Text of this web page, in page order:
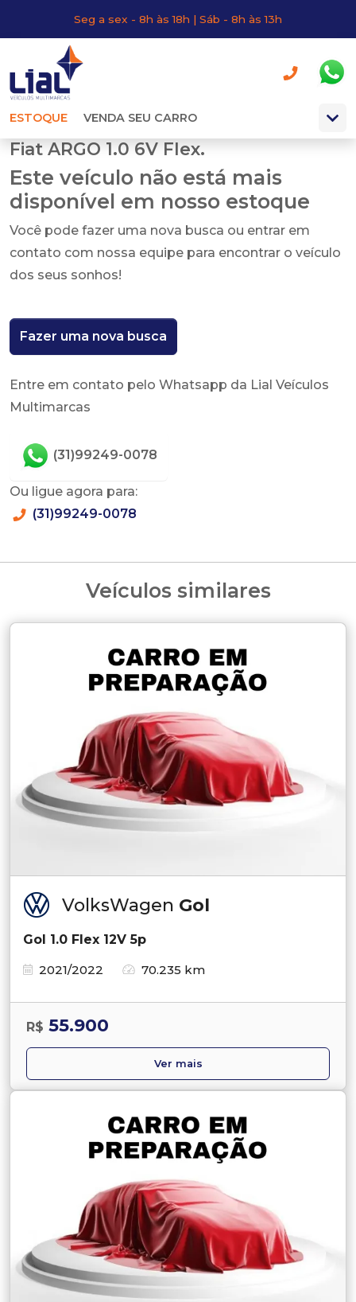
Seg a sex - 8h às 18h | Sáb - 8h às 13h
ESTOQUE VENDA SEU CARRO
Fiat ARGO 1.0 6V Flex.
Este veículo não está mais
disponível em nosso estoque
Você pode fazer uma nova busca ou entrar em
contato com nossa equipe para encontrar o veículo
dos seus sonhos!
Fazer uma nova busca
Entre em contato pelo Whatsapp da Lial Veículos
Multimarcas
(31)99249-0078
Ou ligue agora para:
(31)99249-0078
Veículos similares
VolksWagen Gol
Gol 1.0 Flex 12V 5p
2021/2022
70.235 km
R$ 55.900
Ver mais